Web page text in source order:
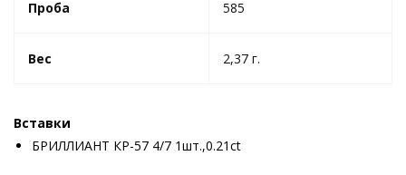
Проба 585
Вес 2,37 г.
Вставки
БРИЛЛИАНТ КР-57 4/7 1шт.,0.21ct